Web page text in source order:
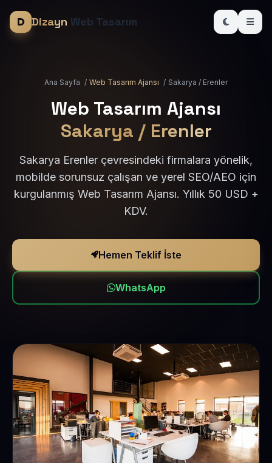
Dizayn Web Tasarım
Ana Sayfa / Web Tasarım Ajansı / Sakarya / Erenler
Web Tasarım Ajansı
Sakarya / Erenler
Sakarya Erenler çevresindeki firmalara yönelik,
mobilde sorunsuz çalışan ve yerel SEO/AEO için
kurgulanmış Web Tasarım Ajansı. Yıllık 50 USD +
KDV.
Hemen Teklif İste
WhatsApp